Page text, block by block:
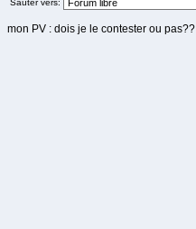
Sauter vers:
mon PV : dois je le contester ou pas??